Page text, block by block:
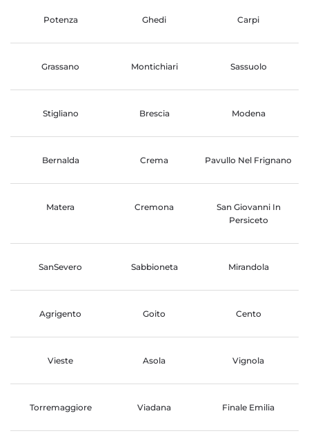
Potenza Ghedi Carpi
Grassano Montichiari Sassuolo
Stigliano Brescia Modena
Bernalda Crema Pavullo Nel Frignano
Matera Cremona
San Giovanni In
Persiceto
SanSevero Sabbioneta Mirandola
Agrigento Goito Cento
Vieste Asola Vignola
Torremaggiore Viadana Finale Emilia